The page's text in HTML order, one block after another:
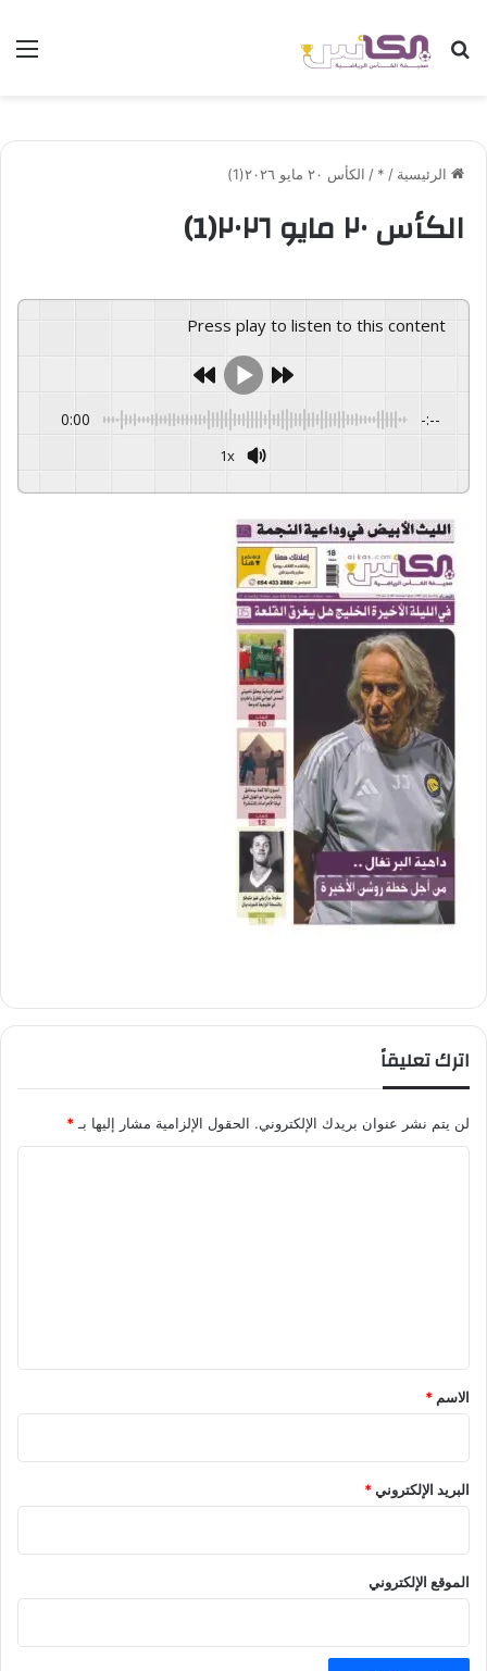
بحث عن
الرئيسية /
*
/ الكأس ٢٠ مايو ٢٠٢٦(1)
الكأس ٢٠ مايو ٢٠٢٦(1)
Press play to listen to this content
0:00 -:--
1x
اترك تعليقاً
لن يتم نشر عنوان بريدك الإلكتروني. الحقول الإلزامية مشار إليها بـ *
*
الاسم *
البريد الإلكتروني*
الموقع الإلكتروني